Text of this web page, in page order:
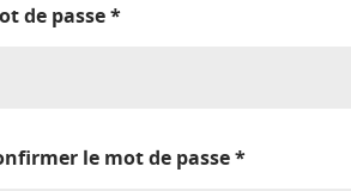
de passe*
le mot de passe*